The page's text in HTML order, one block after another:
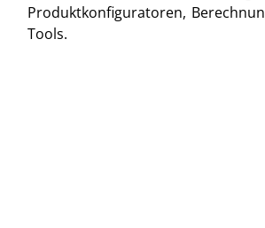
Produktkonfiguratoren,
Tools.